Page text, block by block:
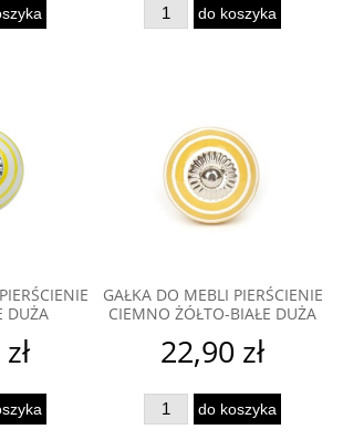
do koszyka
DUŻA
GAŁKA DO MEBLI PIERŚCIENIE
CIEMNO ŻÓŁTO-BIAŁE DUŻA
22,90 zł
do koszyka